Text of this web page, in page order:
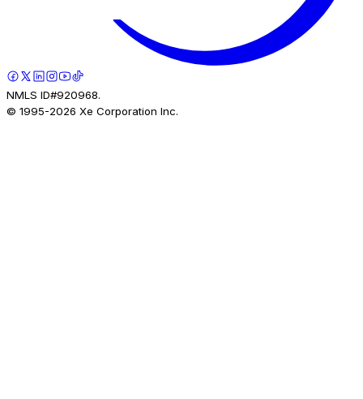
NMLS ID#920968.
© 1995-2026 Xe Corporation Inc.